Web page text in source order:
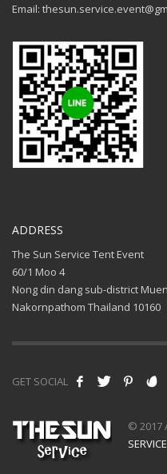
Email:
ADDRESS
The Sun Service Tent Event
60/1 Moo 4
Nong din dang sub-district
Nakornpathom Thailand 10160
GET SOCIAL
© 2017
SERVICE